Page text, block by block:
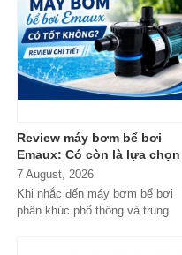
Review máy bơm bể bơi
Emaux: Có còn là lựa chọn
đáng mua?
7 August, 2026
Khi nhắc đến máy bơm bể bơi
phân khúc phổ thông và trung